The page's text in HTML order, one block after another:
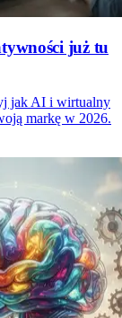
już tu
jak AI i wirtualny
markę w 2026.